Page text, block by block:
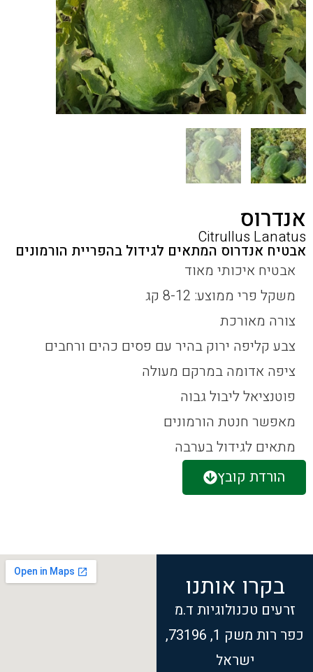
אנדרוס
Citrullus Lanatus
אבטיח אנדרוס המתאים לגידול בהפריית הורמונים
אבטיח איכותי מאוד
משקל פרי ממוצע: 8-12 קג
צורה מאורכת
צבע קליפה ירוק בהיר עם פסים כהים ורחבים
ציפה אדומה במרקם מעולה
פוטנציאל ליבול גבוה
מאפשר חנטת הורמונים
מתאים לגידול בערבה
הורדת קובץ
בקרו אותנו
זרעים טכנולוגיות ד.מ
כפר רות משק 1, 73196,
ישראל